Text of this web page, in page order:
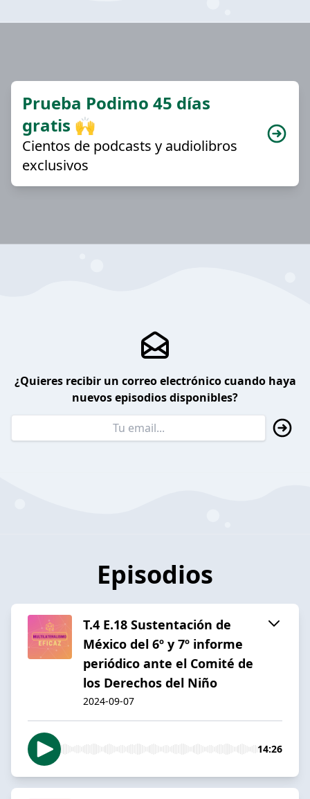
Prueba Podimo 45 días
gratis 🙌
Cientos de podcasts y audiolibros
exclusivos
¿Quieres recibir un correo electrónico cuando haya
nuevos episodios disponibles?
Episodios
T.4 E.18 Sustentación de
México del 6º y 7º informe
periódico ante el Comité de
los Derechos del Niño
2024-09-07
14:26